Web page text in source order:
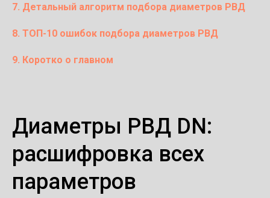
7. Детальный алгоритм подбора диаметров РВД
8. ТОП-10 ошибок подбора диаметров РВД
9. Коротко о главном
Диаметры РВД DN:
расшифровка всех
параметров